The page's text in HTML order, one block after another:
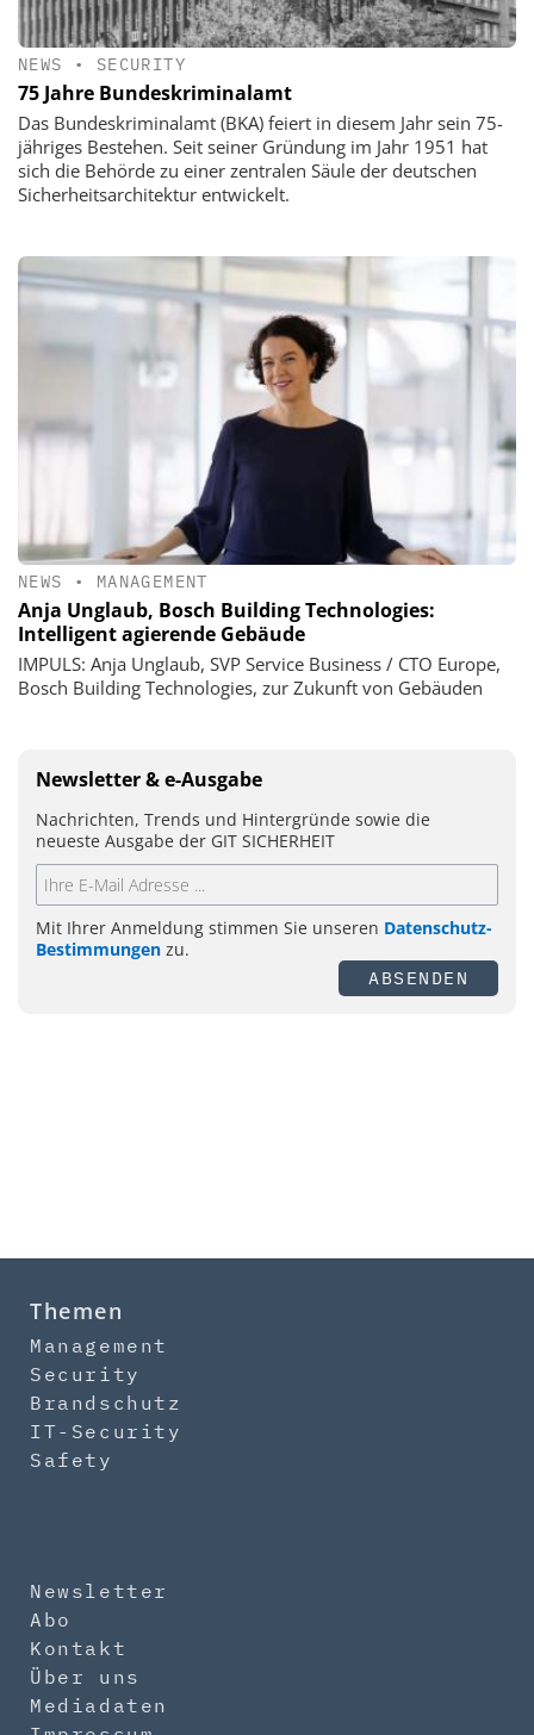
NEWS • SECURITY
75 Jahre Bundeskriminalamt
Das Bundeskriminalamt (BKA) feiert in diesem Jahr sein 75-
jähriges Bestehen. Seit seiner Gründung im Jahr 1951 hat
sich die Behörde zu einer zentralen Säule der deutschen
Sicherheitsarchitektur entwickelt.
NEWS • MANAGEMENT
Anja Unglaub, Bosch Building Technologies:
Intelligent agierende Gebäude
IMPULS: Anja Unglaub, SVP Service Business / CTO Europe,
Bosch Building Technologies, zur Zukunft von Gebäuden
Newsletter & e-Ausgabe
Nachrichten, Trends und Hintergründe sowie die
neueste Ausgabe der GIT SICHERHEIT
Mit Ihrer Anmeldung stimmen Sie unseren Datenschutz-
Bestimmungen zu.
ABSENDEN
Themen
Management
Security
Brandschutz
IT-Security
Safety
Newsletter
Abo
Kontakt
Über uns
Mediadaten